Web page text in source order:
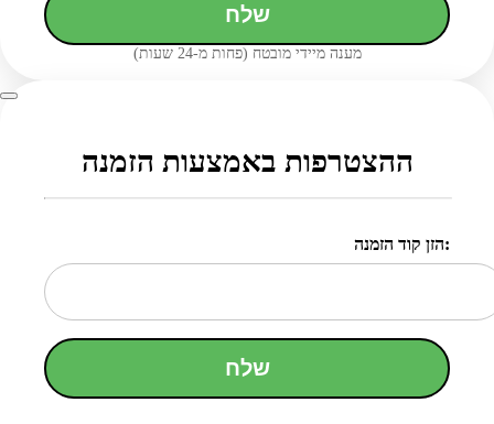
שלח
מענה מיידי מובטח (פחות מ-24 שעות)
ההצטרפות באמצעות הזמנה
הזן קוד הזמנה:
שלח